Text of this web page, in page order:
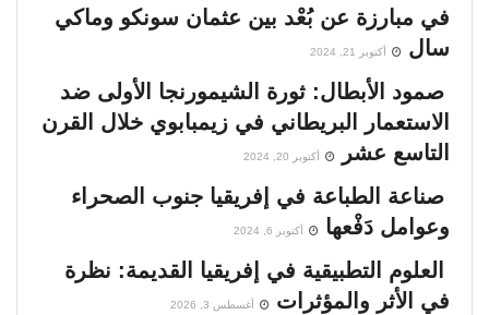
في مبارزة عن بُعْد بين عثمان سونكو وماكي
سال
أكتوبر 21, 2024
صمود الأبطال: ثورة الشيمورنجا الأولى ضد
الاستعمار البريطاني في زيمبابوي خلال القرن
التاسع عشر
أكتوبر 20, 2024
صناعة الطباعة في إفريقيا جنوب الصحراء
وعوامل دَفْعها
أكتوبر 6, 2024
العلوم التطبيقية في إفريقيا القديمة: نظرة
في الأثر والمؤثرات
أغسطس 3, 2026